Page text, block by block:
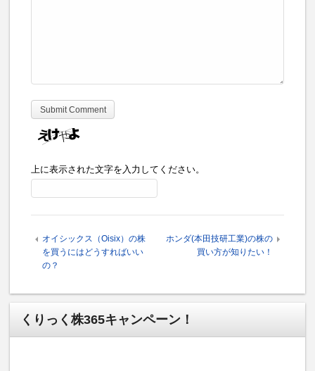
上に表示された文字を入力してください。
オイシックス（Oisix）の株
を買うにはどうすればいい
の？
ホンダ(本田技研工業)の株の
買い方が知りたい！
くりっく株365キャンペーン！